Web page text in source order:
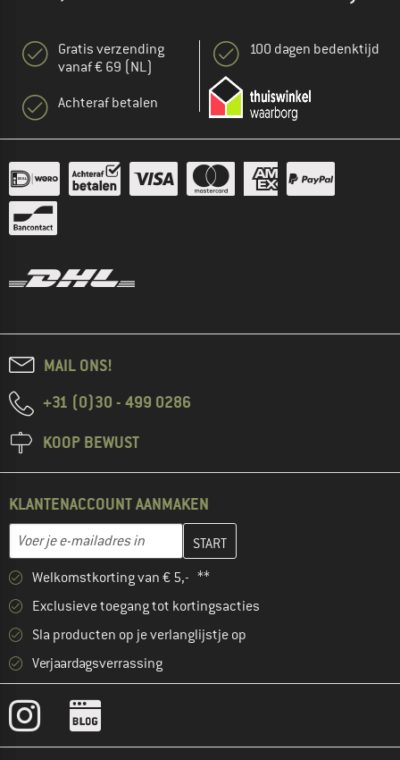
Gratis verzending
vanaf € 69 (NL)
Achteraf betalen
100 dagen bedenktijd
MAIL ONS!
+31 (0)30 - 499 0286
KOOP BEWUST
KLANTENACCOUNT AANMAKEN
E-mailadres
Vul je e-mailadres hier in en maak in de volgende stap je
Welkomstkorting van € 5,- **
Exclusieve toegang tot kortingsacties
Sla producten op je verlanglijstje op
Verjaardagsverrassing